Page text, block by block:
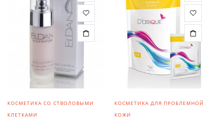
КОСМЕТИКА СО СТВОЛОВЫМИ
КЛЕТКАМИ
КОСМЕТИКА ДЛЯ ПРОБЛЕМНОЙ
КОЖИ